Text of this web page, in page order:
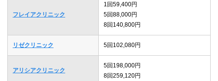
フレイアクリニック
1回59,400円
5回88,000円
8回140,800円
リゼクリニック 5回102,080円
アリシアクリニック
5回198,000円
8回259,120円